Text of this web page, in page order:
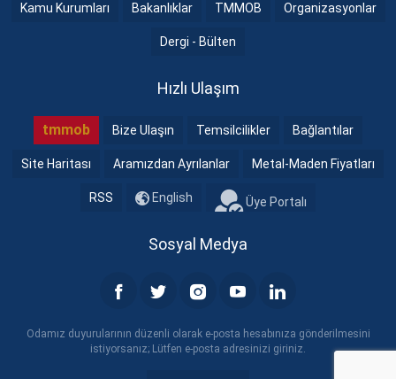
Kamu Kurumları Bakanlıklar TMMOB Organizasyonlar
Dergi - Bülten
Hızlı Ulaşım
tmmob Bize Ulaşın Temsilcilikler Bağlantılar
Site Haritası Aramızdan Ayrılanlar Metal-Maden Fiyatları
RSS English Üye Portalı
Sosyal Medya
Odamız duyurularının düzenli olarak e-posta hesabınıza gönderilmesini
istiyorsanız; Lütfen e-posta adresinizi giriniz.